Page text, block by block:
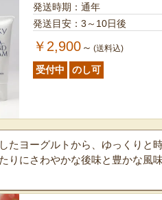
発送時期：通年
発送目安：3～10日後
￥2,900 ～ (送料込)
受付中 のし可
たヨーグルトから、ゆっくりと
りにさわやかな後味と豊かな風
漬け 深雪なす
『農房 丸蔦食品』